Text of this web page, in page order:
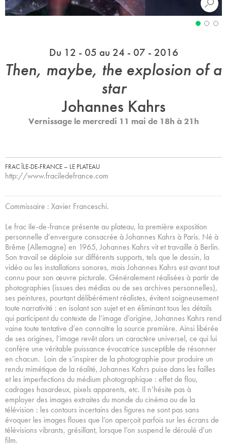
Du 12 - 05 au 24 - 07 - 2016
Then, maybe, the explosion of a
star
Johannes Kahrs
Vernissage le mercredi 11 mai de 18h à 21h
FRAC ÎLE-DE-FRANCE – LE PLATEAU
http://www.fraciledefrance.com
Commissaire : Xavier Franceschi.
Le frac île-de-france présente au plateau, la première exposition
personnelle d’envergure consacrée à Johannes Kahrs à Paris. Né à
Brême (Allemagne) en 1965, Johannes Kahrs vit et travaille à Berlin.
Son travail se déploie sur différents supports, tels que le dessin, la
vidéo ou les installations sonores, mais Johannes Kahrs est avant tout
connu pour son œuvre picturale. Généralement réalisées à partir de
photographies (issues des médias ou de ses archives personnelles),
ses peintures, pourtant délibérément réalistes, évitent soigneusement
toute narrativité : en isolant son sujet et en éliminant tous les détails
qui participent du contexte de l’image d’origine, Johannes Kahrs rend
vaine toute tentative d’en connaître la source première. Ainsi libérée
de ses origines, l’image revêt alors un caractère universel, ce qui lui
confère une véritable puissance évocatrice susceptible de résonner
en chacun. Loin de s’inspirer de la photographie pour produire un
rendu mimétique de la réalité, Johannes Kahrs puise dans les failles
et les imperfections du médium photographique : effet de flou,
cadrages hasardeux, pixels apparents, etc. Il n’hésite pas à
employer des images extraites du monde du cinéma ou de la
télévision : les contours incertains des figures ne sont pas sans
évoquer les images floues que l’on aperçoit parfois sur les écrans de
télévisions vibrants, grésillant, lorsque l’on suspend le déroulé d’un
film.